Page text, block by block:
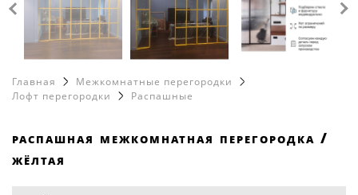
каталог
Лофт перегородки
Металлические перегородки
Стеклянные перегородки
Офисные перегородки
Перегородки для кухни
Полки
Корпусная мебель
Зеркала
8 499 216 63 97
8 965 412 87 86
info@loftcase.ru
Главная
Межкомнатные перегородки
Лофт перегородки
Распашные
распашная межкомнатная перегородка /
жёлтая